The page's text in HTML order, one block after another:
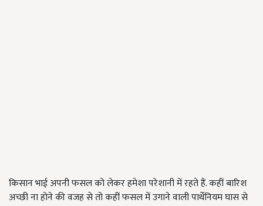
किसान भाई अपनी फसल को लेकर हमेशा परेशानी में रहते हैं. कहीं बारिश
अच्छी ना होने की वजह से तो कहीं फसल में उगाने वाली पार्थेनियम घास से